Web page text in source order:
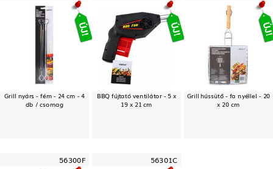
Grill nyárs - fém - 24 cm - 4
db / csomag
BBQ fújtató ventilátor - 5 x
19 x 21 cm
Grill hússütő - fa nyéllel - 20
x 20 cm
56300F 56301C